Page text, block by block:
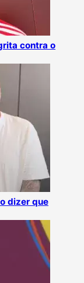
contra o
dizer que